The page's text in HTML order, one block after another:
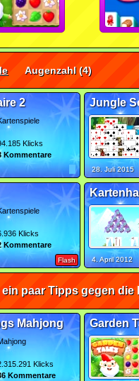
Augenzahl (4)
2
Klicks
Kommentare
Jungle
28. Juli 2015
Klicks
Kommentare
Flash 4. April 2012
ein paar Tipps gegen die
Mahjong
Klicks
Kommentare
Garden